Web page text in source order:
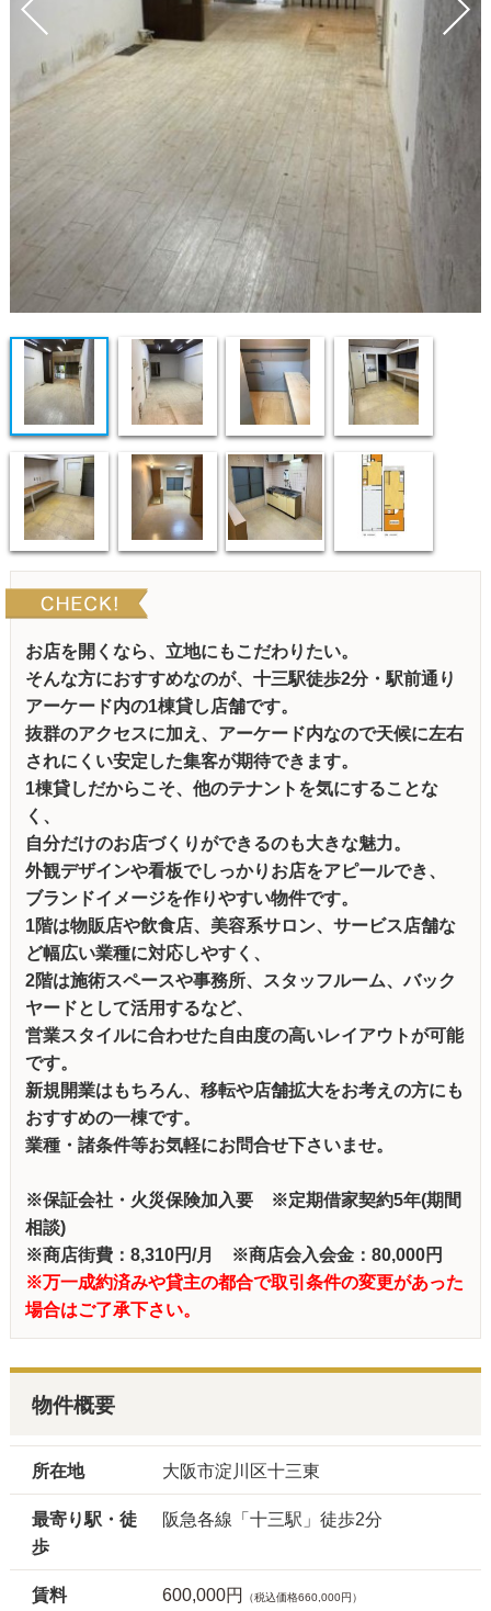
お店を開くなら、立地にもこだわりたい。
そんな方におすすめなのが、十三駅徒歩2分・駅前通り
アーケード内の1棟貸し店舗です。
抜群のアクセスに加え、アーケード内なので天候に左右
されにくい安定した集客が期待できます。
1棟貸しだからこそ、他のテナントを気にすることな
く、
自分だけのお店づくりができるのも大きな魅力。
外観デザインや看板でしっかりお店をアピールでき、
ブランドイメージを作りやすい物件です。
1階は物販店や飲食店、美容系サロン、サービス店舗な
ど幅広い業種に対応しやすく、
2階は施術スペースや事務所、スタッフルーム、バック
ヤードとして活用するなど、
営業スタイルに合わせた自由度の高いレイアウトが可能
です。
新規開業はもちろん、移転や店舗拡大をお考えの方にも
おすすめの一棟です。
業種・諸条件等お気軽にお問合せ下さいませ。
※保証会社・火災保険加入要 ※定期借家契約5年(期間
相談)
※商店街費：8,310円/月 ※商店会入会金：80,000円
※万一成約済みや貸主の都合で取引条件の変更があった
場合はご了承下さい。
物件概要
所在地 大阪市淀川区十三東
最寄り駅・徒
歩
阪急各線「十三駅」徒歩2分
賃料 600,000円 （税込価格660,000円）